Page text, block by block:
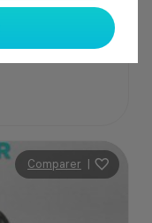
Comparer |